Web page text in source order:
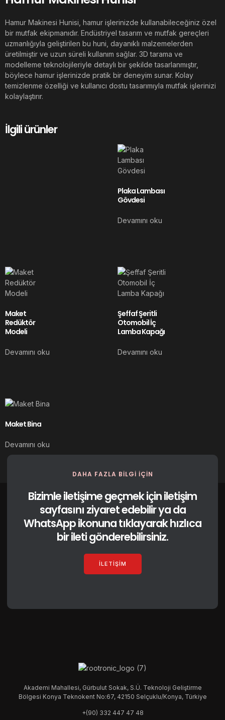
Hamur Makinesi Hunisi, hamur işlerinizde kullanabileceğiniz özel
bir mutfak ekipmanıdır. Endüstriyel tasarım ve mutfak gereçleri
uzmanlığıyla geliştirilen bu huni, dayanıklı malzemelerden
üretilmiştir ve uzun süreli kullanım sağlar. 3D tarama ve
modelleme teknolojileriyle detaylı bir şekilde tasarlanmıştır,
böylece hamur işlerinizde pratik bir deneyim sunar. Kolay
temizlenme özelliği ve kullanıcı dostu tasarımıyla mutfak işlerinizi
kolaylaştırır.
İlgili ürünler
Plaka Lambası
Gövdesi
Devamını oku
Maket
Redüktör
Modeli
Devamını oku
Şeffaf Şeritli
Otomobil İç
Lamba Kapağı
Devamını oku
Maket Bina
Devamını oku
DAHA FAZLA BILGI IÇIN
Bizimle iletişime geçmek için iletişim
sayfasını ziyaret edebilir ya da
WhatsApp ikonuna tıklayarak hızlıca
bir ileti gönderebilirsiniz.
İLETIŞIM
Akademi Mahallesi, Gürbulut Sokak, S.Ü. Teknoloji Geliştirme
Bölgesi Konya Teknokent No:67, 42150 Selçuklu/Konya, Türkiye
+(90) 332 447 47 48